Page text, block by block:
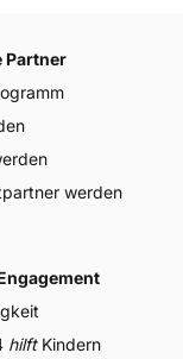
Partner
werden
hilftKindern